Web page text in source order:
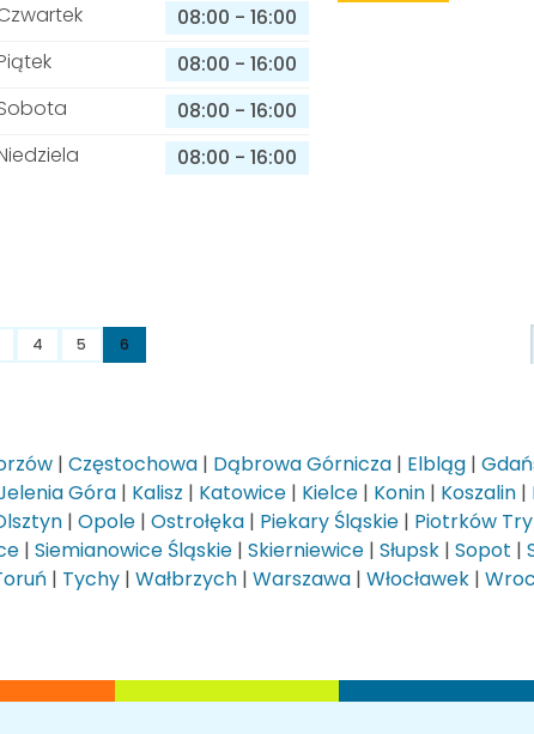
08:00 - 16:00
08:00 - 16:00
08:00 - 16:00
08:00 - 16:00
4 5 6
| Częstochowa | Dąbrowa Górnicza | Elbląg |
Góra | Kalisz | Katowice | Kielce | Konin | Koszalin |
| Opole | Ostrołęka | Piekary Śląskie | Piotrków
| Siemianowice Śląskie | Skierniewice | Słupsk | Sopot |
| Tychy | Wałbrzych | Warszawa | Włocławek |